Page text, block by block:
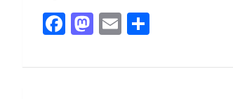
F
ce
M
st
E
ail ar